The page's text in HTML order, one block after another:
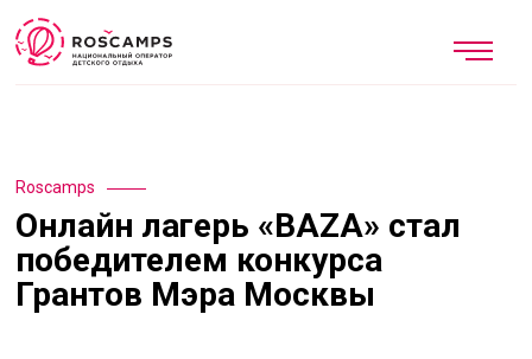
Roscamps
Онлайн лагерь «BAZA» стал
победителем конкурса
Грантов Мэра Москвы